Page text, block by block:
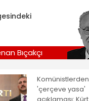
Bıçakçı
Komünistlerden
'çerçeve yasa'